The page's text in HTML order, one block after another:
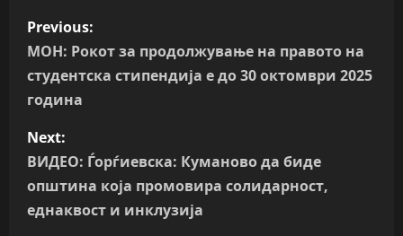
P
o
s
t
n
a
Previous:
МОН: Рокот за продолжување на правото на
студентска стипендија е до 30 октомври 2025
година
Next:
ВИДЕО: Ѓорѓиевска: Куманово да биде
општина која промовира солидарност,
еднаквост и инклузија